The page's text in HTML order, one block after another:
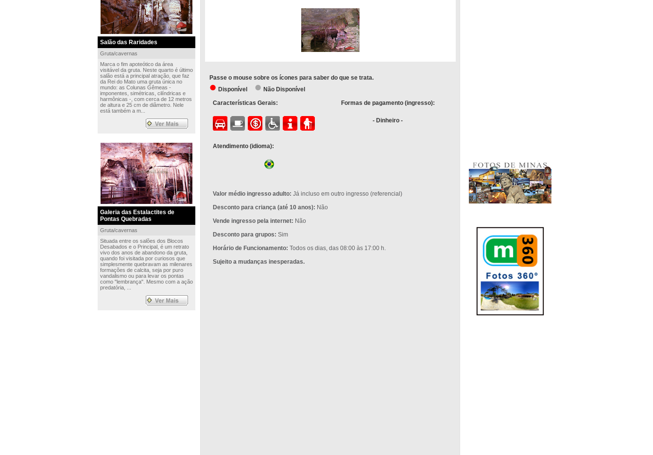
Salão das Raridades
Gruta/cavernas
Marca o fim apoteótico da área
visitável da gruta. Neste quarto é último
salão está a principal atração, que faz
da Rei do Mato uma gruta única no
mundo: as Colunas Gêmeas -
imponentes, simétricas, cilíndricas e
harmônicas -, com cerca de 12 metros
de altura e 25 cm de diâmetro. Nele
está também a m...
Galeria das Estalactites de
Pontas Quebradas
Gruta/cavernas
Situada entre os salões dos Blocos
Desabados e o Principal, é um retrato
vivo dos anos de abandono da gruta,
quando foi visitada por curiosos que
simplesmente quebravam as milenares
formações de calcita, seja por puro
vandalismo ou para levar os pontas
como "lembrança". Mesmo com a ação
predatória, ...
Passe o mouse sobre os ícones para saber do que se trata.
Disponível
Não Disponível
Características Gerais:
Atendimento (idioma):
Formas de pagamento (ingresso):
- Dinheiro -
Valor médio ingresso adulto: Já incluso em outro ingresso (referencial)
Desconto para criança (até 10 anos): Não
Vende ingresso pela internet: Não
Desconto para grupos: Sim
Horário de Funcionamento: Todos os dias, das 08:00 às 17:00 h.
Sujeito a mudanças inesperadas.